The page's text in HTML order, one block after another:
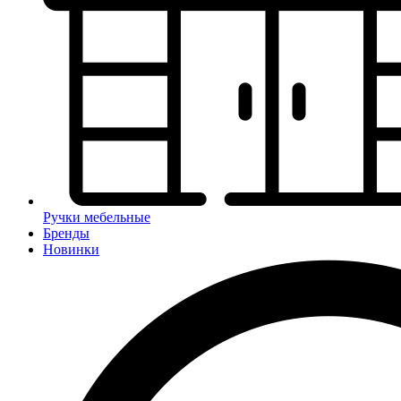
Ручки мебельные
Бренды
Новинки